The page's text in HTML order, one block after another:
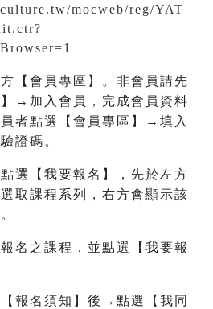
mocweb/reg/YAT
方【會員專區】。非會員請先
→加入會員，完成會員資料
者點選【會員專區】→填入
證碼。
點選【我要報名】，先於左方
選取課程系列，右方會顯示該
報名之課程，並點選【我要報
【報名須知】後→點選【我同